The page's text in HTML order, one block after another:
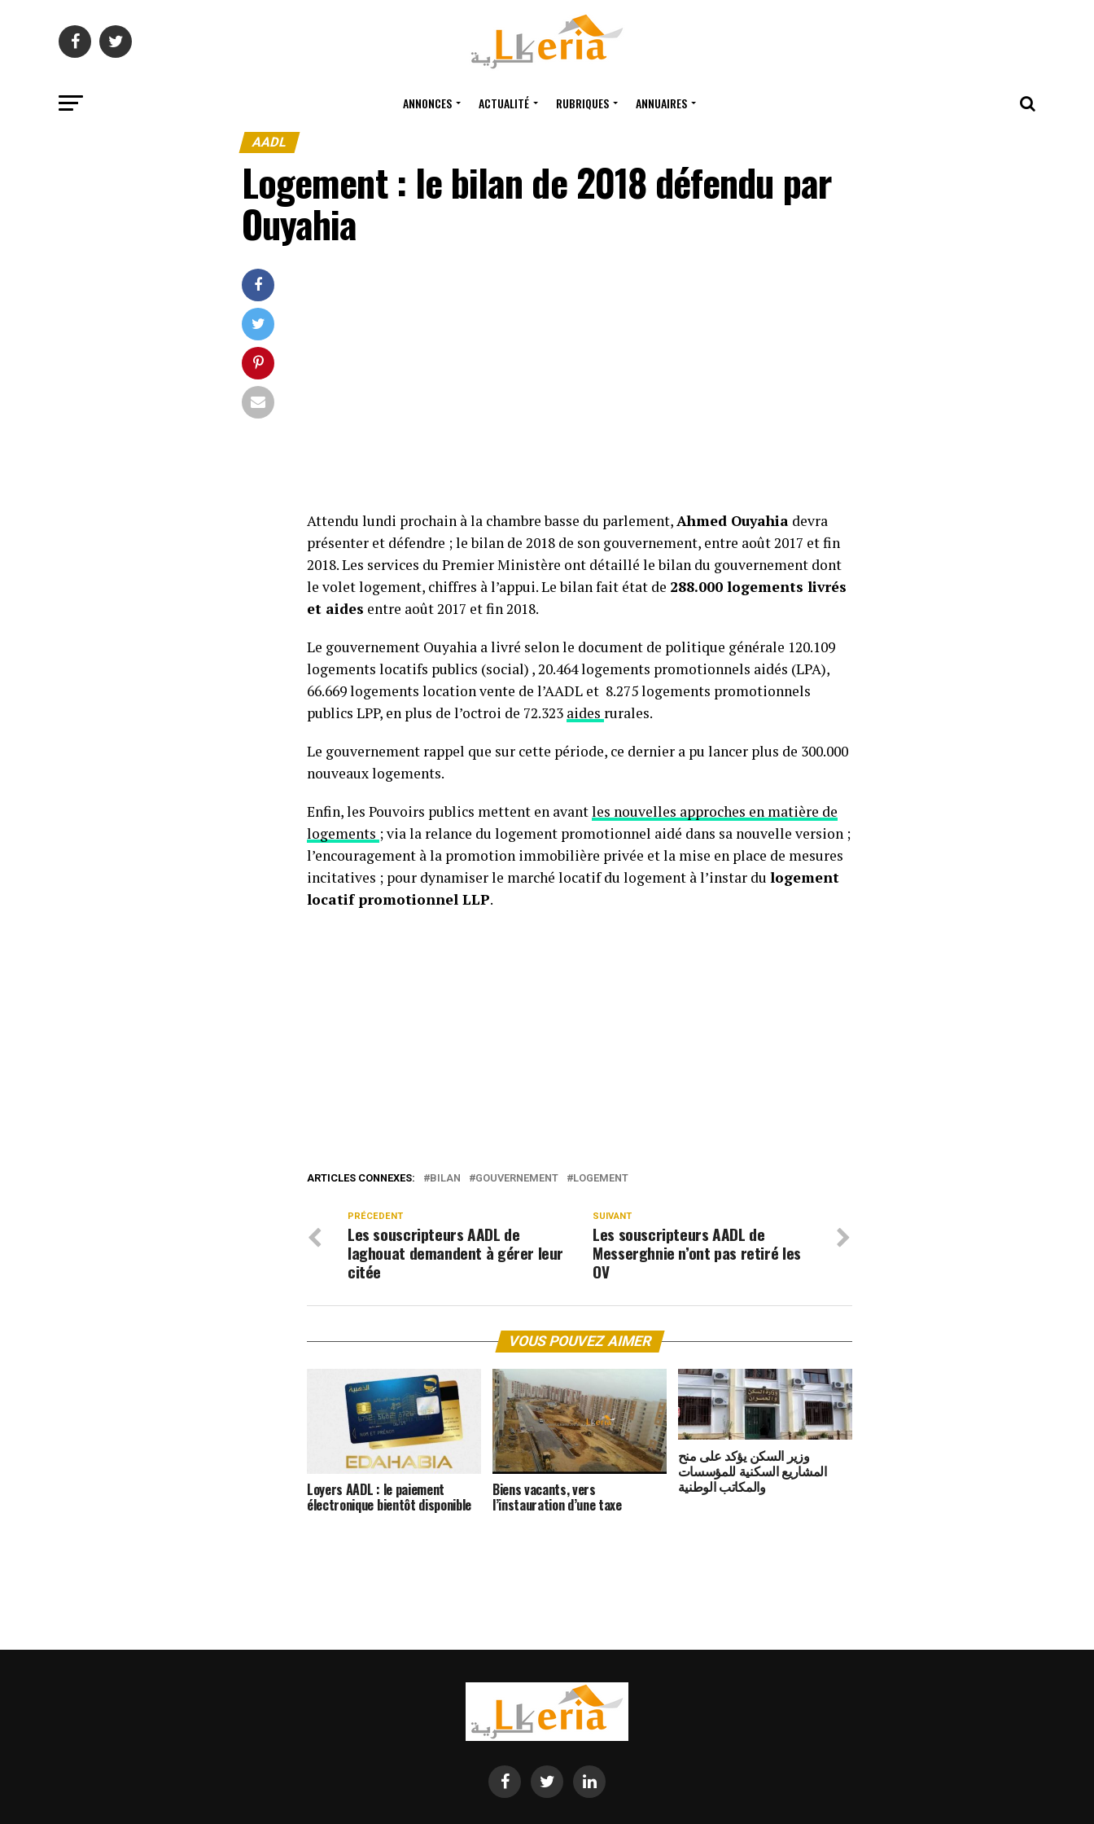
ANNONCES ACTUALITÉ RUBRIQUES ANNUAIRES
AADL
Logement : le bilan de 2018 défendu par
Ouyahia
Attendu lundi prochain à la chambre basse du parlement,Ahmed Ouyahia devra
présenter et défendre ; le bilan de 2018 de son gouvernement, entre août 2017 et fin
2018. Les services du Premier Ministère ont détaillé le bilan du gouvernement dont
le volet logement, chiffres à l’appui. Le bilan fait état de 288.000 logements livrés
et aides entre août 2017 et fin 2018.
Le gouvernement Ouyahia a livré selon le document de politique générale 120.109
logements locatifs publics (social) , 20.464 logements promotionnels aidés (LPA),
66.669 logements location vente de l’AADL et 8.275 logements promotionnels
publics LPP, en plus de l’octroi de 72.323 aides rurales.
Le gouvernement rappel que sur cette période, ce dernier a pu lancer plus de 300.000
nouveaux logements.
Enfin, les Pouvoirs publics mettent en avantles nouvelles approches en matière de
logements ; via la relance du logement promotionnel aidé dans sa nouvelle version ;
l’encouragement à la promotion immobilière privée et la mise en place de mesures
incitatives ; pour dynamiser le marché locatif du logement à l’instar du logement
locatif promotionnel LLP.
ARTICLES CONNEXES: BILAN GOUVERNEMENT LOGEMENT
SUIVANT
Les souscripteurs AADL de
Messerghnie n’ont pas retiré les
OV
PRÉCEDENT
Les souscripteurs AADL de
laghouat demandent à gérer leur
citée
VOUS POUVEZ AIMER
Loyers AADL : le paiement
électronique bientôt disponible
Biens vacants, vers
l’instauration d’une taxe
وزير السكن يؤكد على منح
المشاريع السكنية للمؤسسات
والمكاتب الوطنية